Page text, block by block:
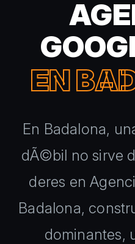
EN
En Badalona,
dÃ©bil no sirve
deres en
Badalona,
dominantes,